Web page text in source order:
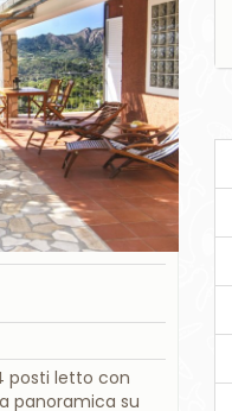
posti letto con
panoramica su